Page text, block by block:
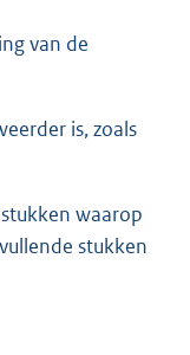
van de
is, zoals
waarop
stukken